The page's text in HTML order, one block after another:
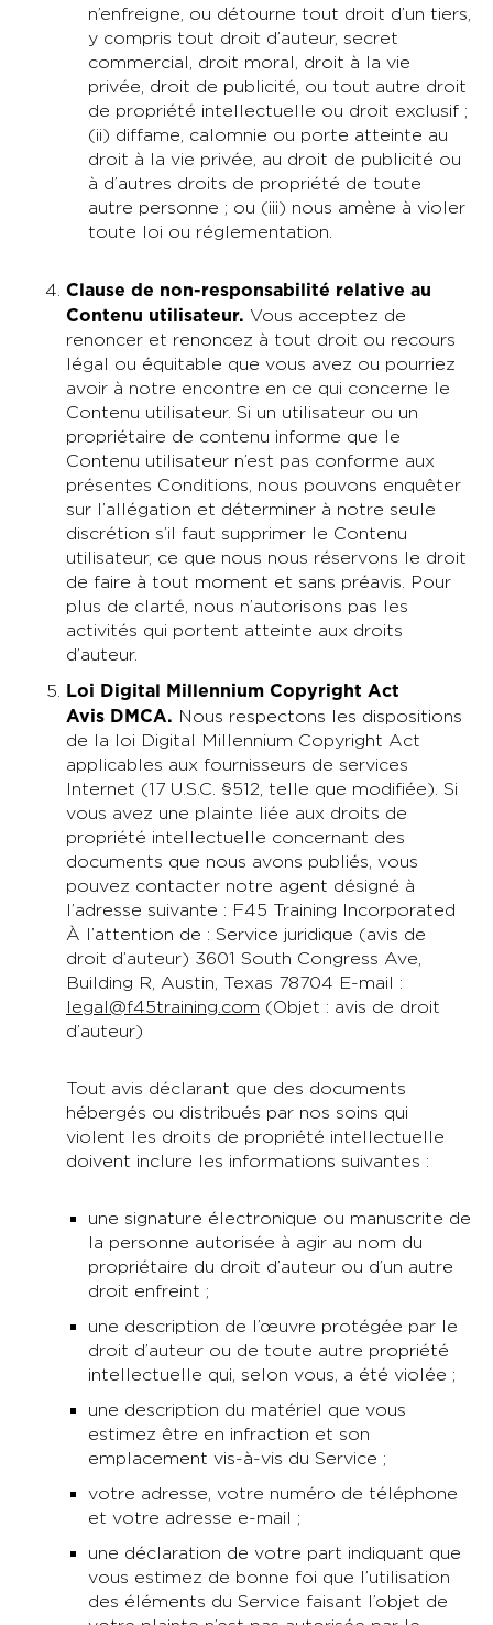
n’enfreigne, ou détourne tout droit d’un tiers,
y compris tout droit d’auteur, secret
commercial, droit moral, droit à la vie
privée, droit de publicité, ou tout autre droit
de propriété intellectuelle ou droit exclusif ;
(ii) diffame, calomnie ou porte atteinte au
droit à la vie privée, au droit de publicité ou
à d’autres droits de propriété de toute
autre personne ; ou (iii) nous amène à violer
toute loi ou réglementation.
Clause de non-responsabilité relative au
Contenu utilisateur. Vous acceptez de
renoncer et renoncez à tout droit ou recours
légal ou équitable que vous avez ou pourriez
avoir à notre encontre en ce qui concerne le
Contenu utilisateur. Si un utilisateur ou un
propriétaire de contenu informe que le
Contenu utilisateur n’est pas conforme aux
présentes Conditions, nous pouvons enquêter
sur l’allégation et déterminer à notre seule
discrétion s’il faut supprimer le Contenu
utilisateur, ce que nous nous réservons le droit
de faire à tout moment et sans préavis. Pour
plus de clarté, nous n’autorisons pas les
activités qui portent atteinte aux droits
d’auteur.
Loi Digital Millennium Copyright Act
Avis DMCA. Nous respectons les dispositions
de la loi Digital Millennium Copyright Act
applicables aux fournisseurs de services
Internet (17 U.S.C. §512, telle que modifiée). Si
vous avez une plainte liée aux droits de
propriété intellectuelle concernant des
documents que nous avons publiés, vous
pouvez contacter notre agent désigné à
l’adresse suivante : F45 Training Incorporated
À l’attention de : Service juridique (avis de
droit d’auteur) 3601 South Congress Ave,
Building R, Austin, Texas 78704 E-mail :
legal@f45training.com (Objet : avis de droit
d’auteur)
Tout avis déclarant que des documents
hébergés ou distribués par nos soins qui
violent les droits de propriété intellectuelle
doivent inclure les informations suivantes :
une signature électronique ou manuscrite de
la personne autorisée à agir au nom du
propriétaire du droit d’auteur ou d’un autre
droit enfreint ;
une description de l’œuvre protégée par le
droit d’auteur ou de toute autre propriété
intellectuelle qui, selon vous, a été violée ;
une description du matériel que vous
estimez être en infraction et son
emplacement vis-à-vis du Service ;
votre adresse, votre numéro de téléphone
et votre adresse e-mail ;
une déclaration de votre part indiquant que
vous estimez de bonne foi que l’utilisation
des éléments du Service faisant l’objet de